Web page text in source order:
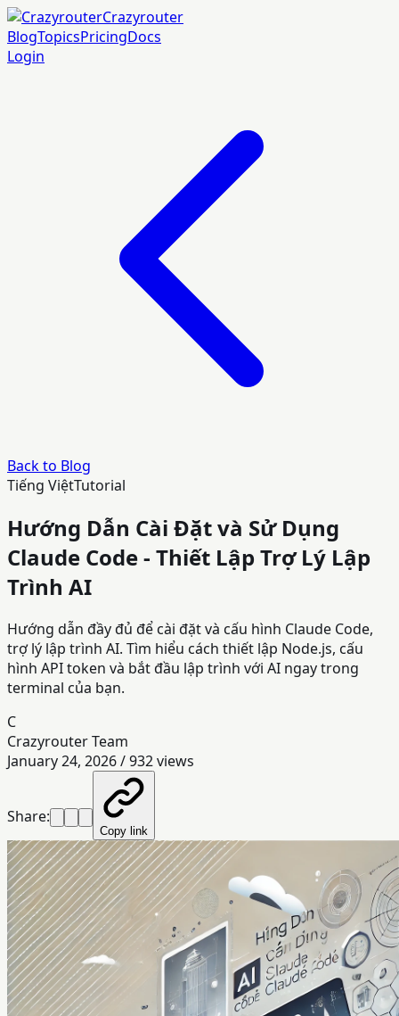
Crazyrouter
BlogTopicsPricingDocs
Login
Back to Blog
Tiếng ViệtTutorial
Hướng Dẫn Cài Đặt và Sử Dụng
Claude Code - Thiết Lập Trợ Lý Lập
Trình AI
Hướng dẫn đầy đủ để cài đặt và cấu hình Claude Code,
trợ lý lập trình AI. Tìm hiểu cách thiết lập Node.js, cấu
hình API token và bắt đầu lập trình với AI ngay trong
terminal của bạn.
C
Crazyrouter Team
January 24, 2026/932views
Share:
Copy link